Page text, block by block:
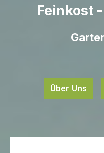
Feinkost
Über Uns